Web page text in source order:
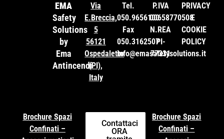
EMA
Safety
Solutions
by
Ema
Antincendi
Via
E.Breccia,
5
56121
Ospedaletto
(PI),
Italy
Tel.
050.9656100
Fax
050.3162507
info@emasafetysolutions.it
P.IVA
00658770508
N.REA
PI-
77331
PRIVACY
E
COOKIE
POLICY
Brochure Spazi
Confinati –
Contattaci
ORA
Brochure Spazi
Confinati –